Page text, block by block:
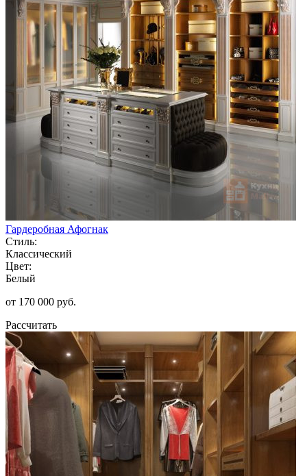
Гардеробная Афогнак
Стиль:
Классический
Цвет:
Белый
от 170 000 руб.
Рассчитать